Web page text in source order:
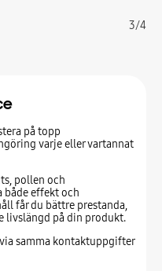
3/4
på topp
varje eller vartannat
pollen och
både effekt och
får du bättre prestanda,
livslängd på din produkt.
samma kontaktuppgifter